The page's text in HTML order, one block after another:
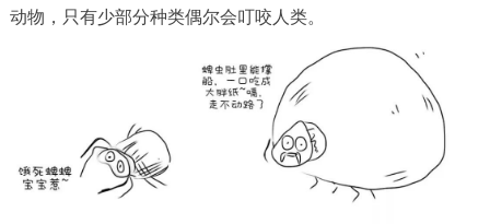
动物，只有少部分种类偶尔会叮咬人类。